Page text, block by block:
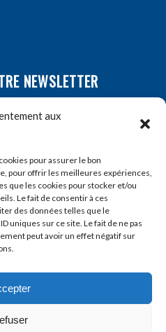
aux
pour assurer le bon
pour offrir les meilleures expériences,
que les cookies pour stocker et/ou
Le fait de consentir à ces
des données telles que le
uniques sur ce site. Le fait de ne pas
peut avoir un effet négatif sur
NEWSLETTER